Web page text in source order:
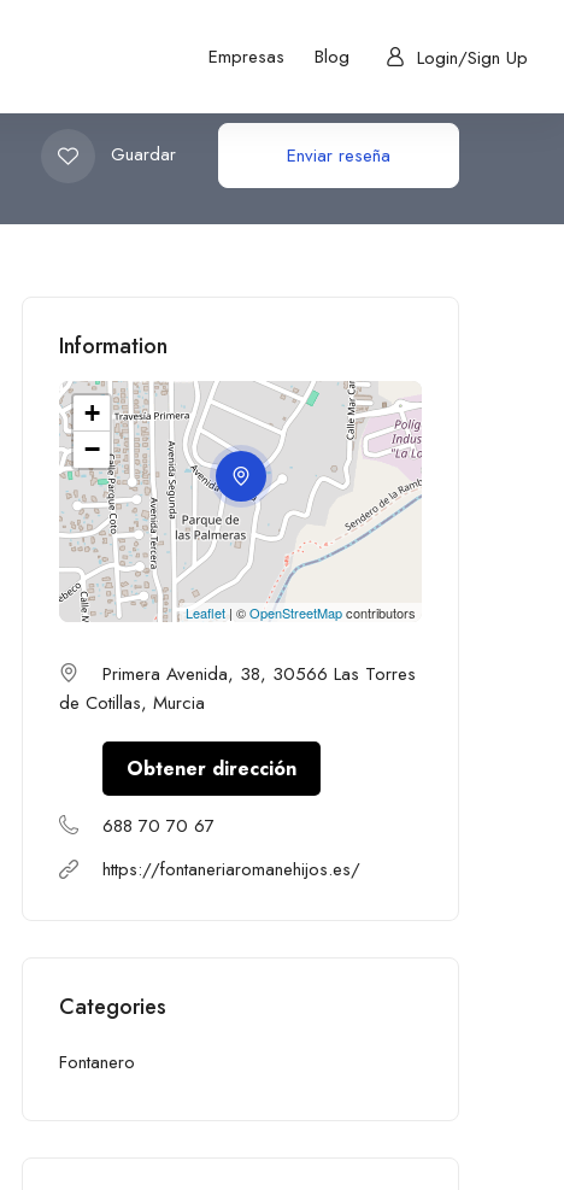
Empresas Blog Login/Sign Up
Guardar Enviar reseña
Information
+
−
Leaflet| ©OpenStreetMapcontributors
Primera Avenida, 38, 30566 Las Torres
de Cotillas, Murcia
Obtener dirección
688 70 70 67
https://fontaneriaromanehijos.es/
Categories
Fontanero